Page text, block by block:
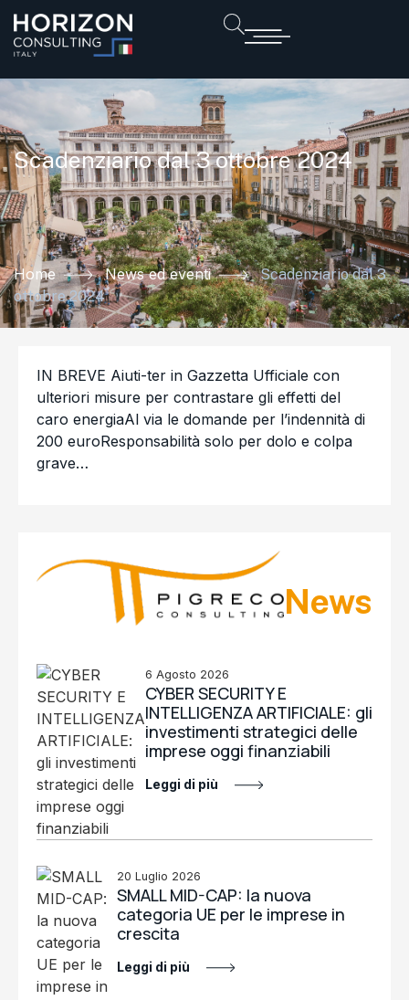
Scadenziario dal 3 ottobre 2024
Home News ed eventi
Scadenziario dal 3
ottobre 2024
IN BREVE Aiuti-ter in Gazzetta Ufficiale con
ulteriori misure per contrastare gli effetti del
caro energiaAl via le domande per l’indennità di
200 euroResponsabilità solo per dolo e colpa
grave…
News
6 Agosto 2026
CYBER SECURITY E
INTELLIGENZA ARTIFICIALE: gli
investimenti strategici delle
imprese oggi finanziabili
Leggi di più
20 Luglio 2026
SMALL MID-CAP: la nuova
categoria UE per le imprese in
crescita
Leggi di più